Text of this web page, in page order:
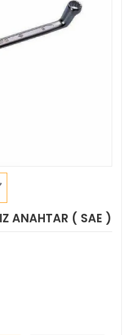
ANAHTAR ( SAE )